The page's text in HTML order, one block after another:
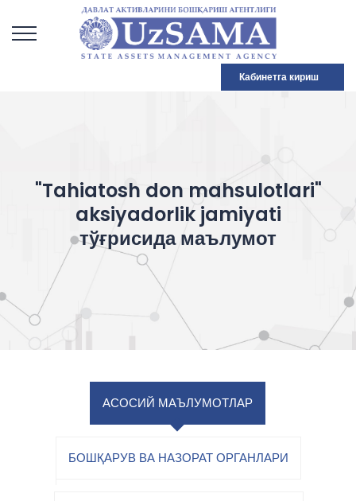
Кабинетга кириш
"Tahiatosh don mahsulotlari"
aksiyadorlik jamiyati
тўғрисида маълумот
АСОСИЙ МАЪЛУМОТЛАР
БОШҚАРУВ ВА НАЗОРАТ ОРГАНЛАРИ